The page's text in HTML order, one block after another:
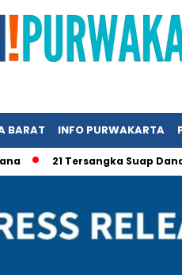
BARAT INFO PURWAKARTA
21 Tersangka Suap Dana